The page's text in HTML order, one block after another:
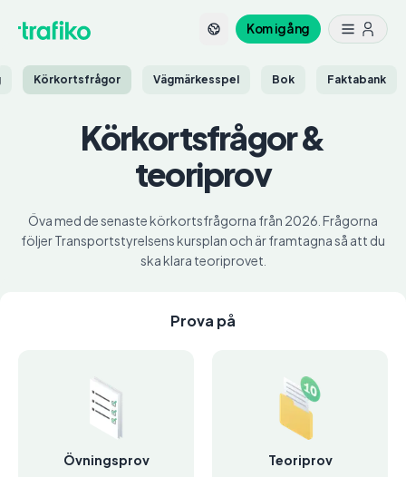
Kom igång
Körkortsfrågor Vägmärkesspel Bok Faktabank
Körkortsfrågor&
teoriprov
Öva med de senaste körkortsfrågorna från 2026. Frågorna
följer Transportstyrelsens kursplan och är framtagna så att du
ska klara teoriprovet.
Prova på
Övningsprov Teoriprov